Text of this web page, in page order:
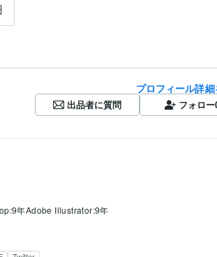
プロフィール詳
出品者に質問 フォロー
年Adobe Illustrator:9年